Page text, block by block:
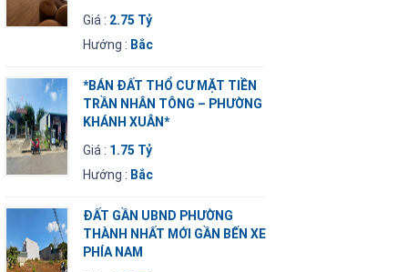
Giá : 2.75 Tỷ
Hướng : Bắc
*BÁN ĐẤT THỔ CƯ MẶT TIỀN
TRẦN NHÂN TÔNG – PHƯỜNG
KHÁNH XUÂN*
Giá : 1.75 Tỷ
Hướng : Bắc
ĐẤT GẦN UBND PHƯỜNG
THÀNH NHẤT MỚI GẦN BẾN XE
PHÍA NAM